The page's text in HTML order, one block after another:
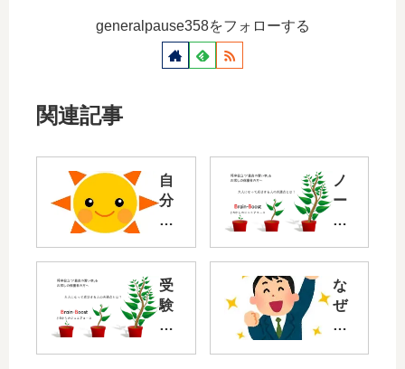
generalpause358をフォローする
関連記事
自
分
と
約
束
を
上
ノ
ー
ト
ま
と
め
間
受
験
が
な
ぜ
い